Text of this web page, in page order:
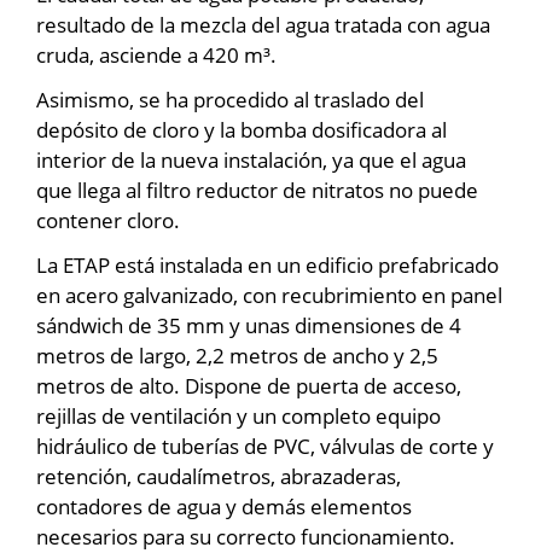
resultado de la mezcla del agua tratada con agua
cruda, asciende a 420 m³.
Asimismo, se ha procedido al traslado del
depósito de cloro y la bomba dosificadora al
interior de la nueva instalación, ya que el agua
que llega al filtro reductor de nitratos no puede
contener cloro.
La ETAP está instalada en un edificio prefabricado
en acero galvanizado, con recubrimiento en panel
sándwich de 35 mm y unas dimensiones de 4
metros de largo, 2,2 metros de ancho y 2,5
metros de alto. Dispone de puerta de acceso,
rejillas de ventilación y un completo equipo
hidráulico de tuberías de PVC, válvulas de corte y
retención, caudalímetros, abrazaderas,
contadores de agua y demás elementos
necesarios para su correcto funcionamiento.